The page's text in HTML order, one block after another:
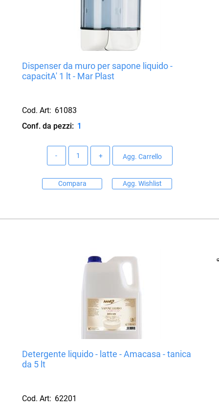
Dispenser da muro per sapone liquido -
capacitA' 1 lt - Mar Plast
Cod. Art: 61083
Conf. da pezzi: 1
Agg. Carrello
Compara Agg. Wishlist
Detergente liquido - latte - Amacasa - tanica
da 5 lt
Cod. Art: 62201